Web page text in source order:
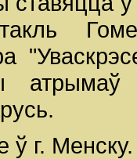
атрымаў
г. Менску.